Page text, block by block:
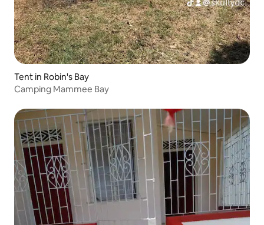
Tent in Robin's Bay
Camping Mammee Bay